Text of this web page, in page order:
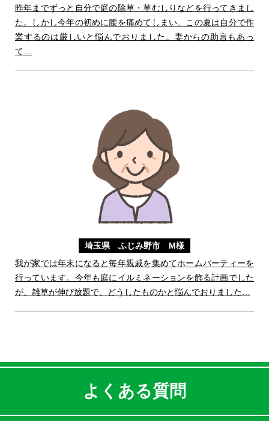
昨年までずっと自分で庭の除草・草むしりなどを行ってきまし
た。しかし今年の初めに腰を痛めてしまい、この夏は自分で作
業するのは厳しいと悩んでおりました。妻からの助言もあっ
て…
埼玉県 ふじみ野市 M様
我が家では年末になると毎年親戚を集めてホームパーティーを
行っています。今年も庭にイルミネーションを飾る計画でした
が、雑草が伸び放題で、どうしたものかと悩んでおりました…
よくある質問